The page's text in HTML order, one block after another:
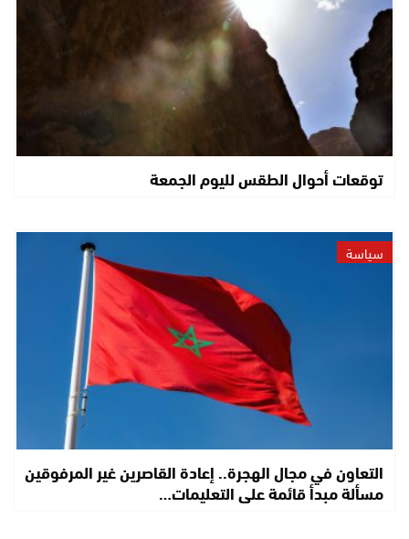
توقعات أحوال الطقس لليوم الجمعة
سياسة
التعاون في مجال الهجرة.. إعادة القاصرين غير المرفوقين
مسألة مبدأ قائمة على التعليمات…